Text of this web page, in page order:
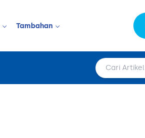
Tambahan
Informasi Perusahaan
Moka Learning Hub